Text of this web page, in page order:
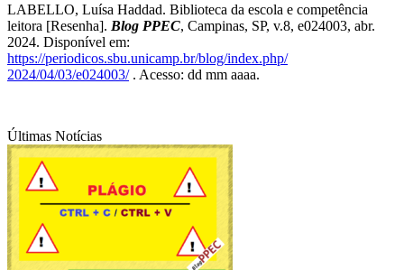
LABELLO, Luísa Haddad. Biblioteca da escola e competência
leitora [Resenha]. Blog PPEC, Campinas, SP, v.8, e024003, abr.
2024. Disponível em:
https://periodicos.sbu.unicamp.br/blog/index.php/
2024/04/03/e024003/. Acesso: dd mm aaaa.
Últimas Notícias